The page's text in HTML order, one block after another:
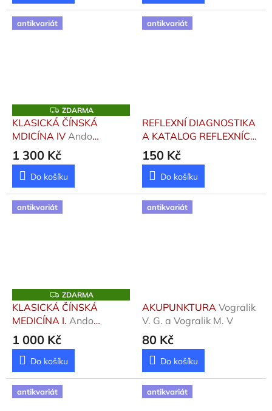
antikvariát
Z
D
A
R
A
ZDARMA
KLASICKÁ ČÍNSKÁ
MDICÍNA IV Ando
Vladimír
1 300 Kč
Do košíku
antikvariát
REFLEXNÍ DIAGNOSTIKA
A KATALOG REFLEXNÍCH
PLOCHPatakyová Beáta,
Pataky Július
150 Kč
Do košíku
antikvariát
Z
D
A
R
A
ZDARMA
KLASICKÁ ČÍNSKÁ
MEDICÍNA I. Ando
Vladimír
1 000 Kč
Do košíku
antikvariát
AKUPUNKTURA Vogralik
V. G. a Vogralik M. V
80 Kč
Do košíku
antikvariát antikvariát